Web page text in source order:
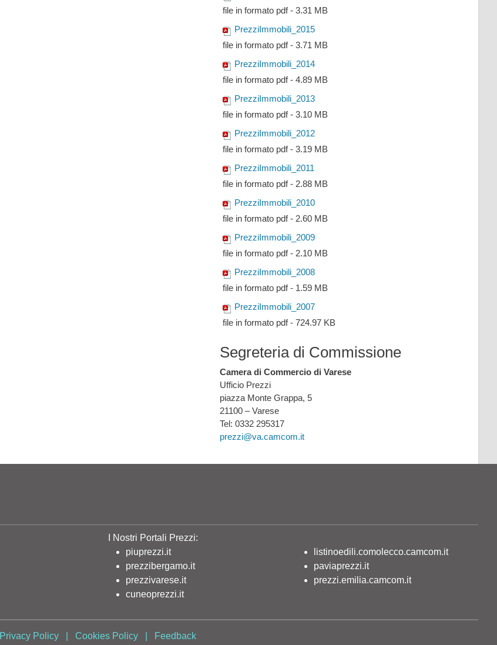
file in formato pdf - 3.31 MB
PrezziImmobili_2015
file in formato pdf - 3.71 MB
PrezziImmobili_2014
file in formato pdf - 4.89 MB
PrezziImmobili_2013
file in formato pdf - 3.10 MB
PrezziImmobili_2012
file in formato pdf - 3.19 MB
PrezziImmobili_2011
file in formato pdf - 2.88 MB
PrezziImmobili_2010
file in formato pdf - 2.60 MB
PrezziImmobili_2009
file in formato pdf - 2.10 MB
PrezziImmobili_2008
file in formato pdf - 1.59 MB
PrezziImmobili_2007
file in formato pdf - 724.97 KB
Segreteria di Commissione
Camera di Commercio di Varese
Ufficio Prezzi
piazza Monte Grappa, 5
21100 – Varese
Tel: 0332 295317
prezzi@va.camcom.it
I Nostri Portali Prezzi:
piuprezzi.it
prezzibergamo.it
prezzivarese.it
cuneoprezzi.it
listinoedili.comolecco.camcom.it
paviaprezzi.it
prezzi.emilia.camcom.it
Privacy Policy| Cookies Policy| Feedback